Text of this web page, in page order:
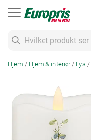
Hjem Hjem & interiør Lys
to